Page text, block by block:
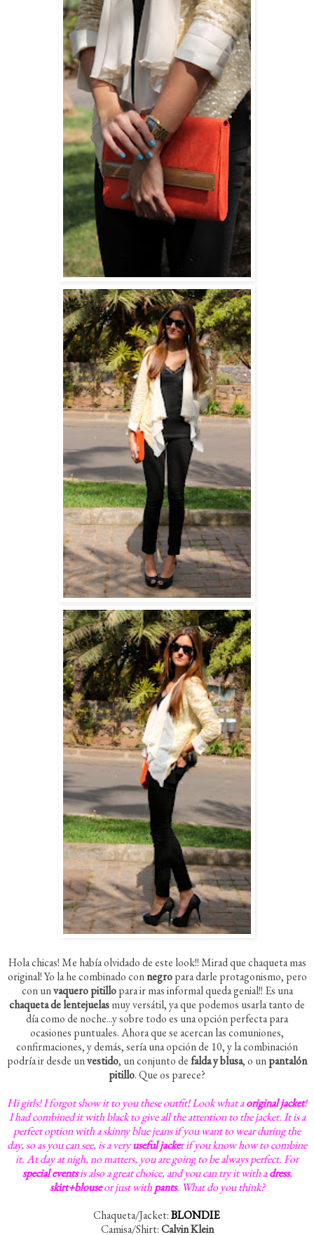
Hola chicas! Me había olvidado de este look!! Mirad que chaqueta mas
original! Yo la he combinado connegropara darle protagonismo, pero
con unvaquero pitillopara ir mas informal queda genial!! Es una
chaqueta de lentejuelasmuy versátil, ya que podemos usarla tanto de
día como de noche...y sobre todo es una opción perfecta para
ocasiones puntuales. Ahora que se acercan las comuniones,
confirmaciones, y demás, sería una opción de 10, y la combinación
podría ir desde unvestido, un conjunto defalda y blusa, o unpantalón
pitillo. Que os parece?
Hi girls! I forgot show it to you these outfit! Look what aoriginal jacket!
I had combined it with black to give all the attention to the jacket. It is a
perfect option with a skinny blue jeans if you want to wear during the
day, so as you can see, is a veryuseful jacket if you know how to combine
it. At day at nigh, no matters, you are going to be always perfect. For
special eventsis also a great choice, and you can try it with adress,
skirt+blouseor just withpants. What do you think?
Chaqueta/Jacket:BLONDIE
Camisa/Shirt:Calvin Klein